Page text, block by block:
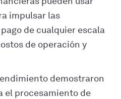
impulsar las
de cualquier escala
de operación y
demostraron
el procesamiento de